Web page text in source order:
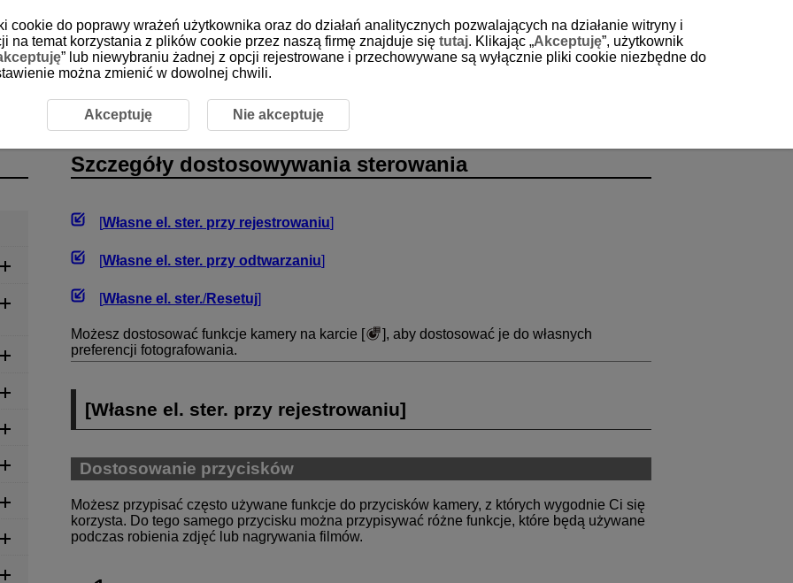
Szczegóły dostosowywania sterowania
Szczegóły dostosowywania sterowania
[Własne el. ster. przy rejestrowaniu]
[Własne el. ster. przy odtwarzaniu]
[Własne el. ster./Resetuj]
Możesz dostosować funkcje kamery na karcie [
], aby dostosować je do własnych
preferencji fotografowania.
[Własne el. ster. przy rejestrowaniu]
Dostosowanie przycisków
Możesz przypisać często używane funkcje do przycisków kamery, z których wygodnie Ci się
korzysta. Do tego samego przycisku można przypisywać różne funkcje, które będą używane
podczas robienia zdjęć lub nagrywania filmów.
cookie do poprawy wrażeń użytkownika oraz do działań analitycznych pozwalających na działanie witryny i
na temat korzystania z plików cookie przez naszą firmę znajduje się tutaj. Klikając „Akceptuję”, użytkownik
” lub niewybraniu żadnej z opcji rejestrowane i przechowywane są wyłącznie pliki cookie niezbędne do
można zmienić w dowolnej chwili.
Akceptuję Nie akceptuję